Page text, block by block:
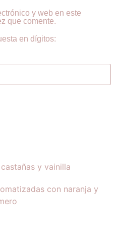
y web en este
que comente.
en dígitos: